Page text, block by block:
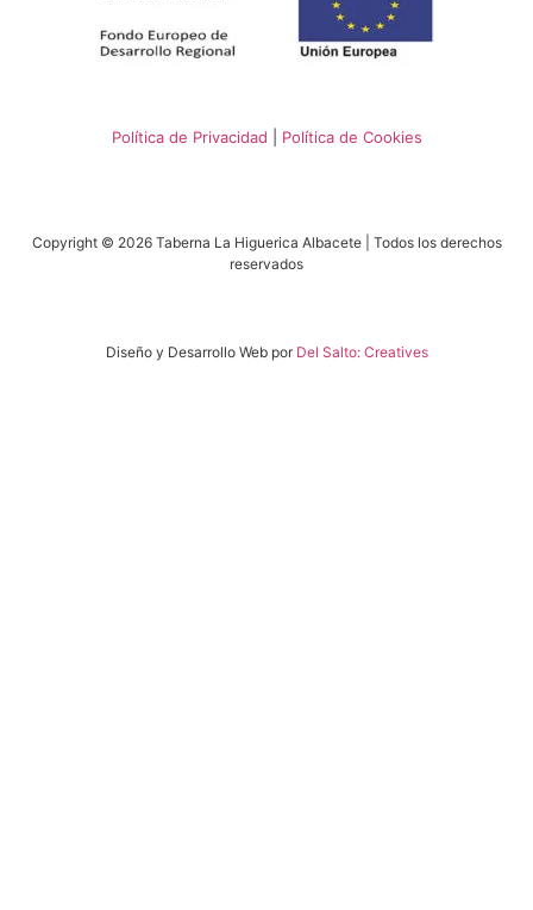
Política de Privacidad Política de Cookies
Copyright © 2026 Taberna La Higuerica Albacete | Todos los derechos
reservados
Diseño y Desarrollo Web por Del Salto: Creatives